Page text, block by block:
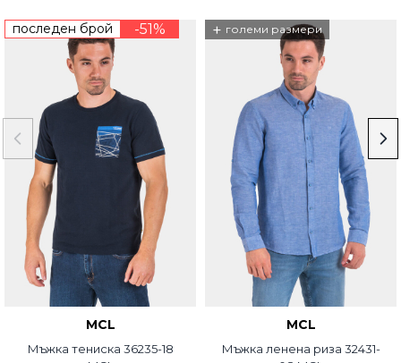
последен брой -51%
MCL
Мъжка тениска 36235-18
+ големи размери
MCL
Мъжка ленена риза 32431-